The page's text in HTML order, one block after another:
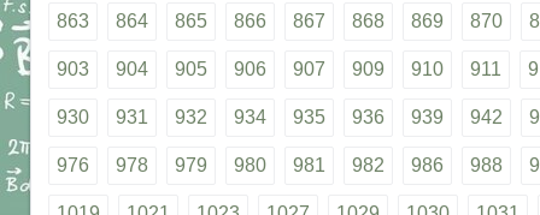
863 864 865 866 867 868 869 870
903 904 905 906 907 909 910 911
930 931 932 934 935 936 939 942
976 978 979 980 981 982 986 988